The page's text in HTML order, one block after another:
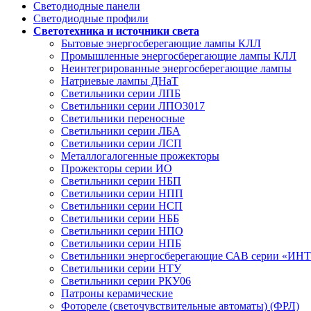
Светодиодные панели
Светодиодные профили
Светотехника и источники света
Бытовые энергосберегающие лампы КЛЛ
Промышленные энергосберегающие лампы КЛЛ
Неинтегрированные энергосберегающие лампы
Натриевые лампы ДНаТ
Светильники серии ЛПБ
Светильники серии ЛПО3017
Светильники переносные
Светильники серии ЛБА
Светильники серии ЛСП
Металлогалогенные прожекторы
Прожекторы серии ИО
Светильники серии НБП
Светильники серии НПП
Светильники серии НСП
Светильники серии НББ
Светильники серии НПО
Светильники серии НПБ
Светильники энергосберегающие САВ серии
Светильники серии НТУ
Светильники серии РКУ06
Патроны керамические
Фотореле (светочувствительные автоматы) (ФРЛ)